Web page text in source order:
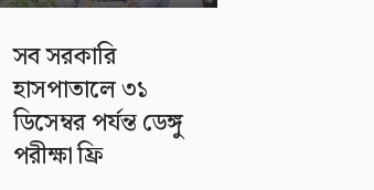
সব সরকারি
হাসপাতালে ৩১
ডিসেম্বর পর্যন্ত ডেঙ্গু
পরীক্ষা ফ্রি